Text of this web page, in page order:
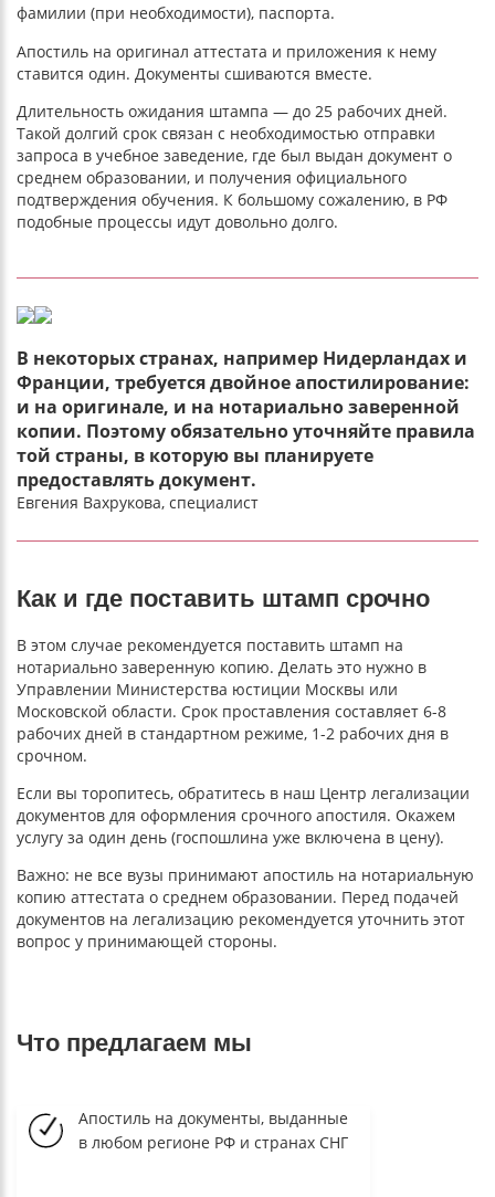
фамилии (при необходимости), паспорта.
Апостиль на оригинал аттестата и приложения к нему
ставится один. Документы сшиваются вместе.
Длительность ожидания штампа — до 25 рабочих дней.
Такой долгий срок связан с необходимостью отправки
запроса в учебное заведение, где был выдан документ о
среднем образовании, и получения официального
подтверждения обучения. К большому сожалению, в РФ
подобные процессы идут довольно долго.
В некоторых странах, например Нидерландах и
Франции, требуется двойное апостилирование:
и на оригинале, и на нотариально заверенной
копии. Поэтому обязательно уточняйте правила
той страны, в которую вы планируете
предоставлять документ.
Евгения Вахрукова, специалист
Как и где поставить штамп срочно
В этом случае рекомендуется поставить штамп на
нотариально заверенную копию. Делать это нужно в
Управлении Министерства юстиции Москвы или
Московской области. Срок проставления составляет 6-8
рабочих дней в стандартном режиме, 1-2 рабочих дня в
срочном.
Если вы торопитесь, обратитесь в наш Центр легализации
документов для оформления срочного апостиля. Окажем
услугу за один день (госпошлина уже включена в цену).
Важно: не все вузы принимают апостиль на нотариальную
копию аттестата о среднем образовании. Перед подачей
документов на легализацию рекомендуется уточнить этот
вопрос у принимающей стороны.
Что предлагаем мы
Апостиль на документы, выданные
в любом регионе РФ и странах СНГ